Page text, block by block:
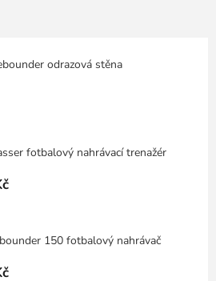
odrazová stěna
fotbalový nahrávací trenažér
150 fotbalový nahrávač